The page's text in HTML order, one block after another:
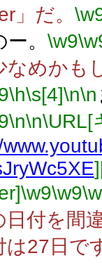
」だ。
。 \w9
なめかも
\h\s[4]\n\n
\n\n\URL[
\w9\w9
日付を間
は27日で